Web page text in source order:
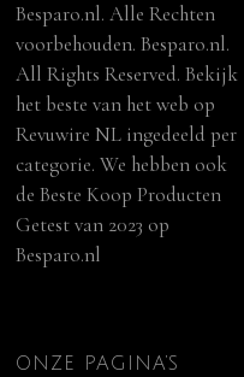
Besparo.nl. Alle Rechten
voorbehouden. Besparo.nl.
All Rights Reserved. Bekijk
het beste van het web op
Revuwire NL ingedeeld per
categorie. We hebben ook
deBeste Koop Producten
Getest van 2023 op
Besparo.nl
ONZE PAGINA’S